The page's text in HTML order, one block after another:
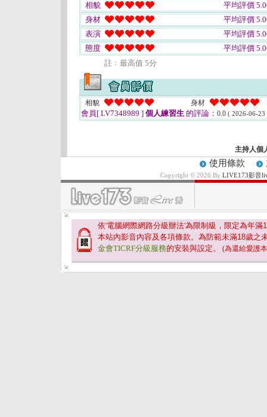
相貌
平均評價
身材
平均評價
表演
平均評價
態度
平均評價
註﹕最高值 5分
相貌 身材
會員[ LV7348989 ] 個人練習生 的評論： 0.0 ( 2026-06-23
主持人個
使用條款
Copyright © 2026 By LIVE173影音
依'電腦網際網路分級辦法'為限制級，限定為年滿
本站內影音內容及各項條款。為防範未滿18歲之
金會TICRF分級服務的安裝與設定。 (為還給愛護